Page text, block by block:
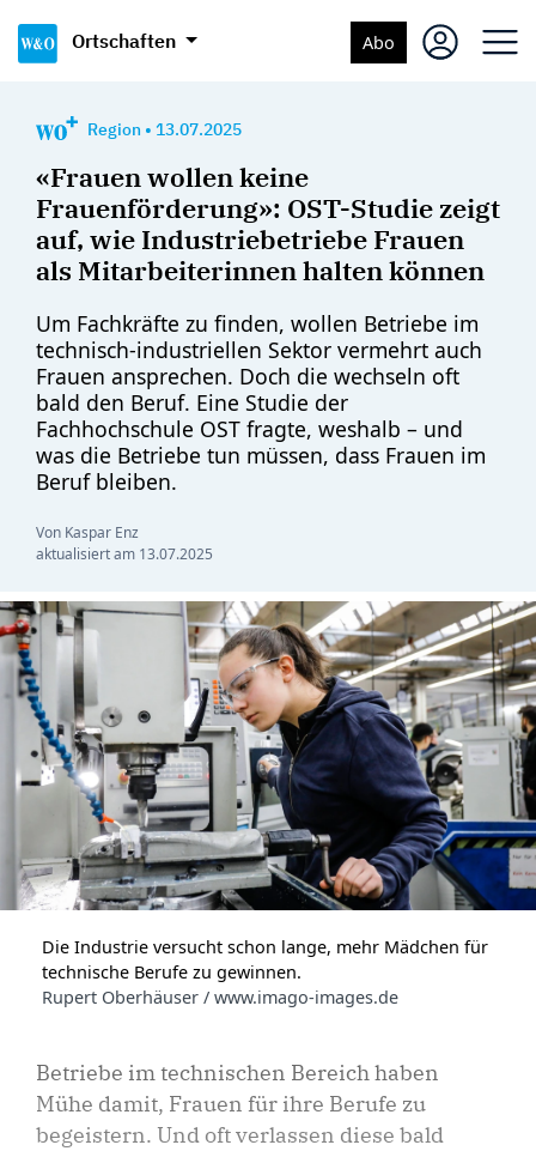
Ortschaften Abo
Region • 13.07.2025
«Frauen wollen keine
Frauenförderung»: OST-Studie zeigt
auf, wie Industriebetriebe Frauen
als Mitarbeiterinnen halten können
Um Fachkräfte zu finden, wollen Betriebe im
technisch-industriellen Sektor vermehrt auch
Frauen ansprechen. Doch die wechseln oft
bald den Beruf. Eine Studie der
Fachhochschule OST fragte, weshalb – und
was die Betriebe tun müssen, dass Frauen im
Beruf bleiben.
Von Kaspar Enz
aktualisiert am 13.07.2025
Die Industrie versucht schon lange, mehr Mädchen für
technische Berufe zu gewinnen.
Rupert Oberhäuser / www.imago-images.de
Betriebe im technischen Bereich haben
Mühe damit, Frauen für ihre Berufe zu
begeistern. Und oft verlassen diese bald